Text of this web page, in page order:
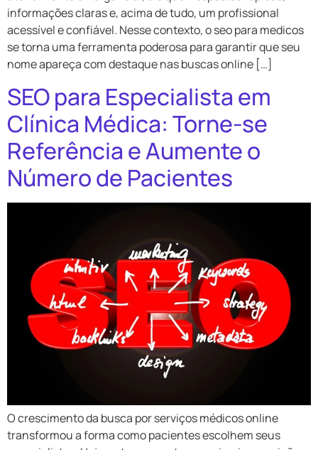
informações claras e, acima de tudo, um profissional
acessível e confiável. Nesse contexto, o seo para medicos
se torna uma ferramenta poderosa para garantir que seu
nome apareça com destaque nas buscas online […]
SEO para Especialista em
Clínica Médica: Torne-se
Referência e Aumente o
Número de Pacientes
O crescimento da busca por serviços médicos online
transformou a forma como pacientes escolhem seus